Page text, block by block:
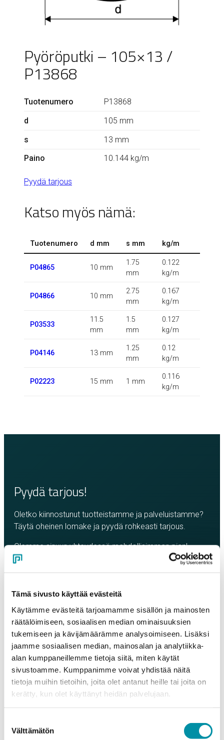
Tämä sivusto käyttää evästeitä
Käytämme evästeitä tarjoamamme sisällön ja mainosten
räätälöimiseen, sosiaalisen median ominaisuuksien
tukemiseen ja kävijämäärämme analysoimiseen. Lisäksi
jaamme sosiaalisen median, mainosalan ja analytiikka-
alan kumppaneillemme tietoja siitä, miten käytät
sivustoamme. Kumppanimme voivat yhdistää näitä
tietoja muihin tietoihin, joita olet antanut heille tai joita on
kerätty, kun olet käyttänyt heidän palvelujaan.
valinta
Välttämätön
Pyöröputki – 105×13 /
P13868
Tuotenumero
P13868
d
105 mm
s
13 mm
Paino
10.144 kg/m
Pyydä tarjous
Katso myös nämä:
Tuotenumero d mm s mm kg/m
P04865 10 mm
1.75
mm
0.122
kg/m
P04866 10 mm
2.75
mm
0.167
kg/m
P03533
11.5
mm
1.5
mm
0.127
kg/m
P04146 13 mm
1.25
mm
0.12
kg/m
P02223 15 mm 1 mm
0.116
kg/m
Pyydä tarjous!
Oletko kiinnostunut tuotteistamme ja palveluistamme?
Täytä oheinen lomake ja pyydä rohkeasti tarjous.
Olemme sinuun yhteydessä mahdollisimman pian!
Yritys
Yhteyshenkilö*
Sähköposti*
Puhelinnumero
Valitse tuote ja syötä tilauksen määrä metreinä. Huomioithan, että